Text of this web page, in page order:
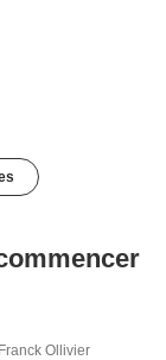
Franck Ollivier